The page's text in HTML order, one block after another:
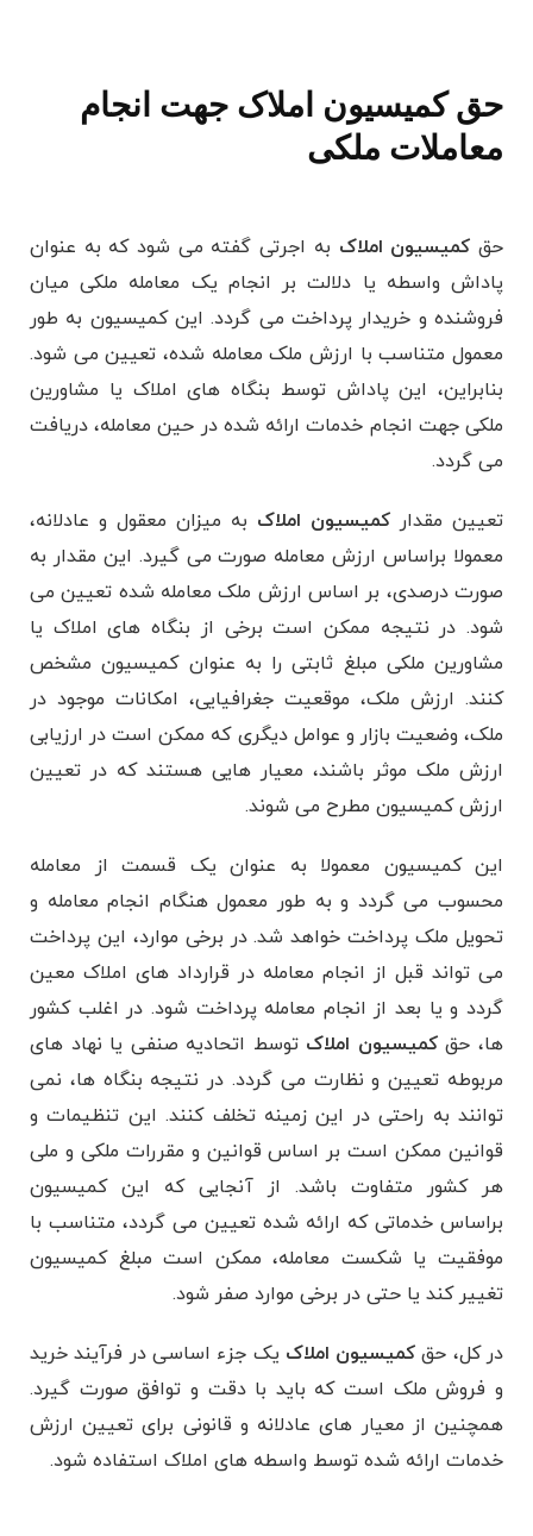
حق کمیسیون املاک جهت انجام
معاملات ملکی
حق کمیسیون املاک به اجرتی گفته می ‌شود که به عنوان
پاداش واسطه یا دلالت بر انجام یک معامله ملکی میان
فروشنده و خریدار پرداخت می‌ گردد. این کمیسیون به طور
معمول متناسب با ارزش ملک معامله شده، تعیین می ‌شود.
بنابراین، این پاداش توسط بنگاه‌ های املاک یا مشاورین
ملکی جهت انجام خدمات ارائه شده در حین معامله، دریافت
می‌ گردد.
تعیین مقدار کمیسیون املاک به میزان معقول و عادلانه،
معمولا براساس ارزش معامله صورت می ‌گیرد. این مقدار به
صورت درصدی، بر اساس ارزش ملک معامله شده تعیین می
‌شود. در نتیجه ممکن است برخی از بنگاه‌ های املاک یا
مشاورین ملکی مبلغ ثابتی را به عنوان کمیسیون مشخص
کنند. ارزش ملک، موقعیت جغرافیایی، امکانات موجود در
ملک، وضعیت بازار و عوامل دیگری که ممکن است در ارزیابی
ارزش ملک موثر باشند، معیار هایی هستند که در تعیین
ارزش کمیسیون مطرح می‌ شوند.
این کمیسیون معمولا به عنوان یک قسمت از معامله
محسوب می گردد و به طور معمول هنگام انجام معامله و
تحویل ملک پرداخت خواهد شد. در برخی موارد، این پرداخت
می ‌تواند قبل از انجام معامله در قرارداد های املاک معین
گردد و یا بعد از انجام معامله پرداخت شود. در اغلب کشور
ها، حقکمیسیون املاک توسط اتحادیه صنفی یا نهاد های
مربوطه تعیین و نظارت می گردد. در نتیجه بنگاه ها، نمی
توانند به راحتی در این زمینه تخلف کنند. این تنظیمات و
قوانین ممکن است بر اساس قوانین و مقررات ملکی و ملی
هر کشور متفاوت باشد. از آنجایی که این کمیسیون
براساس خدماتی که ارائه شده تعیین می‌ گردد، متناسب با
موفقیت یا شکست معامله، ممکن است مبلغ کمیسیون
تغییر کند یا حتی در برخی موارد صفر شود.
در کل، حق کمیسیون املاک یک جزء اساسی در فرآیند خرید
و فروش ملک است که باید با دقت و توافق صورت گیرد.
همچنین از معیار های عادلانه و قانونی برای تعیین ارزش
خدمات ارائه شده توسط واسطه ‌های املاک استفاده شود.